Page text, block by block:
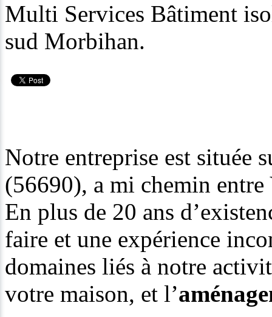
Multi Services Bâtiment
sud Morbihan.
Notre entreprise est située
(56690), a mi chemin
En plus de 20 ans
faire et une expérience
domaines liés à notre
votre maison, et l’